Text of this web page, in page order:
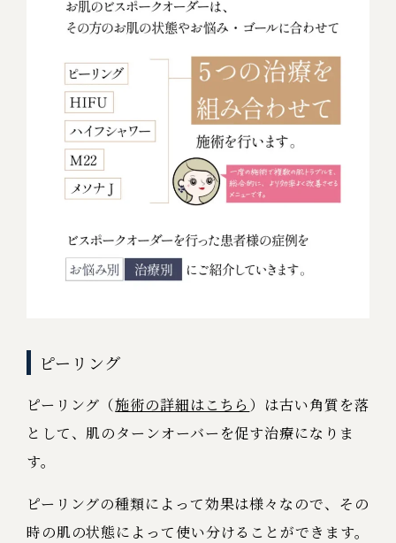
ピーリング
ピーリング（施術の詳細はこちら ）は古い角質を落
として、肌のターンオーバーを促す治療になりま
す。
ピーリングの種類によって効果は様々なので、その
時の肌の状態によって使い分けることができます。